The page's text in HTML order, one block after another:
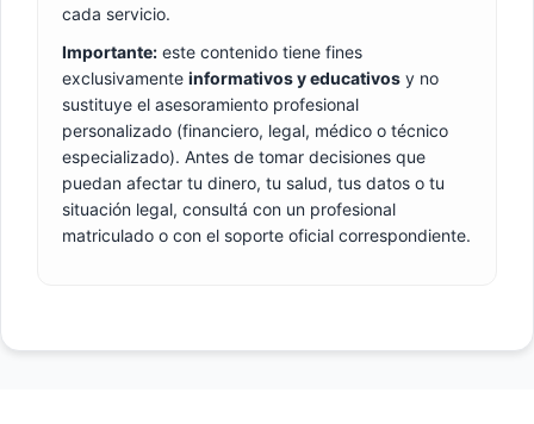
cada servicio.
Importante: este contenido tiene fines
exclusivamente informativos y educativos y no
sustituye el asesoramiento profesional
personalizado (financiero, legal, médico o técnico
especializado). Antes de tomar decisiones que
puedan afectar tu dinero, tu salud, tus datos o tu
situación legal, consultá con un profesional
matriculado o con el soporte oficial correspondiente.